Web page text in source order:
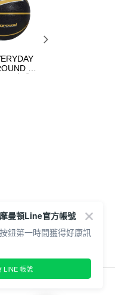
8P
7號球
曼頓Line官方帳號
鈕第一時間獲得好康訊
LINE 帳號